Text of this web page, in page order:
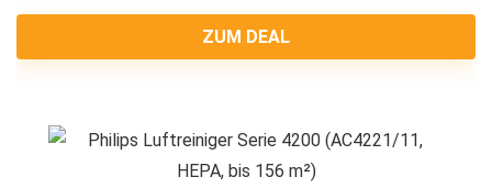
ZUM DEAL